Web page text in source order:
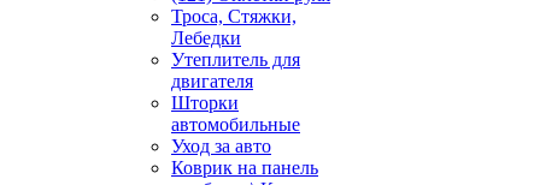
Троса, Стяжки,
Лебедки
Утеплитель для
двигателя
Шторки
автомобильные
Уход за авто
Коврик на панель